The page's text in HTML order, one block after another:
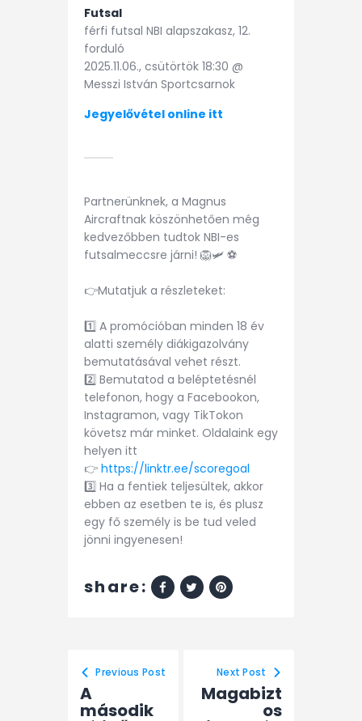
Futsal
férfi futsal NBI alapszakasz, 12.
forduló
2025.11.06., csütörtök 18:30 @
Messzi István Sportcsarnok
Jegyelővétel online itt
Partnerünknek, a Magnus
Aircraftnak köszönhetően még
kedvezőbben tudtok NBI-es
futsalmeccsre járni! 🦁🛩 ⚽
👉Mutatjuk a részleteket:
1️⃣ A promócióban minden 18 év
alatti személy diákigazolvány
bemutatásával vehet részt.
2️⃣ Bemutatod a beléptetésnél
telefonon, hogy a Facebookon,
Instagramon, vagy TikTokon
követsz már minket. Oldalaink egy
helyen itt
👉 https://linktr.ee/scoregoal
3️⃣ Ha a fentiek teljesültek, akkor
ebben az esetben te is, és plusz
egy fő személy is be tud veled
jönni ingyenesen!
share:
Previous Post
A
második
Next Post
Magabizt
os